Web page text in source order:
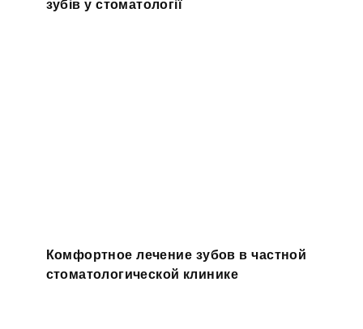
зубів у стоматології
Комфортное лечение зубов в частной
стоматологической клинике